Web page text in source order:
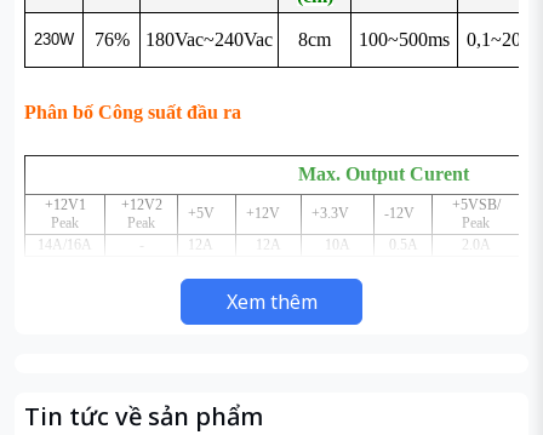
230W 76% 180Vac~240Vac 8cm 100~500ms 0,1~20ms
Phân bố Công suất đầu ra
Max. Output Curent
+12V1
Peak
+12V2
Peak
+5V +12V +3.3V -12V
+5VSB/
Peak
14A/16A
- 12A 12A 10A 0.5A 2.0A
- MAX1: 5V & 3.3V Total Output
- MAX2: +12V Total Output
Xem thêm
Tin tức về sản phẩm